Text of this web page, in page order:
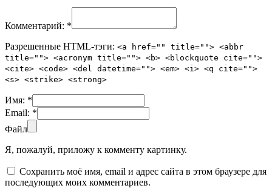
Комментарий: *
Разрешенные HTML-тэги: <a href="" title=""> <abbr
title=""> <acronym title=""> <b> <blockquote cite="">
<cite> <code> <del datetime=""> <em> <i> <q cite="">
<s> <strike> <strong>
Имя: *
Email: *
Файл
Я, пожалуй, приложу к комменту картинку.
Сохранить моё имя, email и адрес сайта в этом браузере для
последующих моих комментариев.